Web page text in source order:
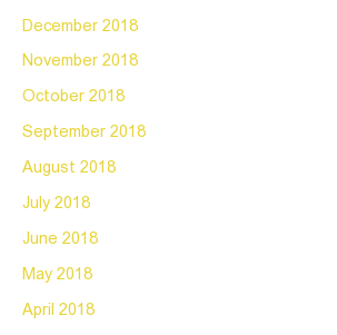
December 2018
November 2018
October 2018
September 2018
August 2018
July 2018
June 2018
May 2018
April 2018